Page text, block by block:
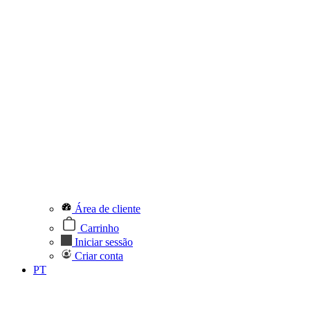
Área de cliente
Carrinho
Iniciar sessão
Criar conta
PT